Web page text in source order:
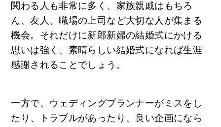
関わる人も非常に多く、家族親戚はもちろ
ん、友人、職場の上司など大切な人が集まる
機会。それだけに新郎新婦の結婚式にかける
思いは強く、素晴らしい結婚式になれば生涯
感謝されることでしょう。
一方で、ウェディングプランナーがミスをし
たり、トラブルがあったり、良い企画になら